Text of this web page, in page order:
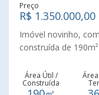
Preço
R$ 1.350.000,00
Imóvel novinho,
construída de
amplas suítes,
viver e trabalhar
Área Útil /
Construída